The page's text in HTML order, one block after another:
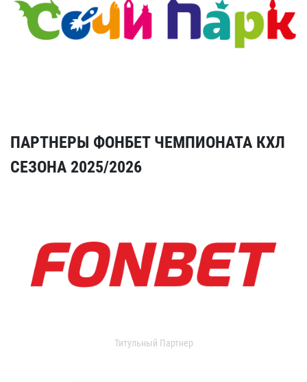
ПАРТНЕРЫ ФОНБЕТ ЧЕМПИОНАТА КХЛ
СЕЗОНА 2025/2026
Титульный Партнер